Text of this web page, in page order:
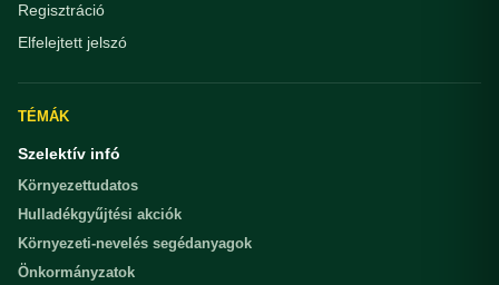
Regisztráció
Elfelejtett jelszó
TÉMÁK
Szelektív infó
Környezettudatos
Hulladékgyűjtési akciók
Környezeti-nevelés segédanyagok
Önkormányzatok